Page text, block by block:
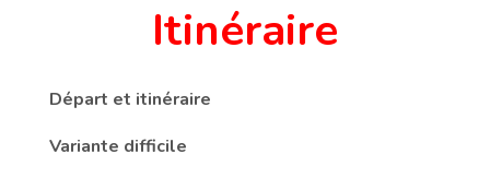
Itinéraire
Départ et itinéraire
Variante difficile